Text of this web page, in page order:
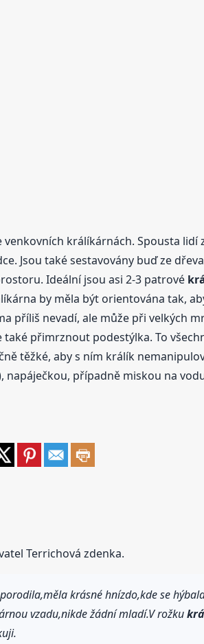
králíkárnách. Spousta lidí
Jsou také sestavovány buď ze
Ideální jsou asi 2-3 patrové
by měla být orientována tak,
příliš nevadí, ale může při velkých
přimrznout podestýlka. To
těžké, aby s ním králík
napáječkou, případně miskou na
Terrichová zdenka.
krásné hnízdo,kde se
vzadu,nikde žádní mladí.V rožku